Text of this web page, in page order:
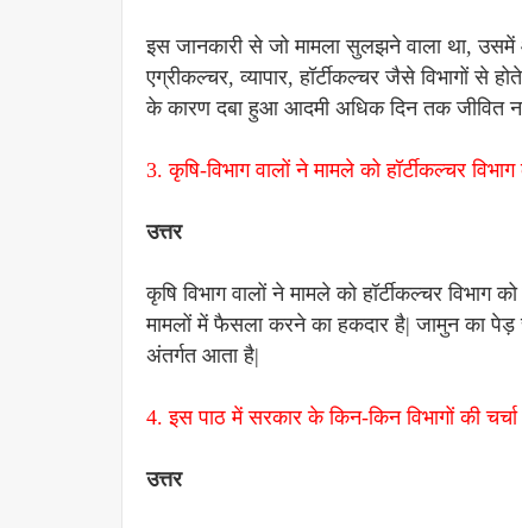
इस जानकारी से जो मामला सुलझने वाला था,
एग्रीकल्चर, व्यापार, हॉर्टीकल्चर जैसे विभागों से
के कारण दबा हुआ आदमी अधिक दिन तक जीवित
3. कृषि-विभाग वालों ने मामले को हॉर्टीकल्चर
उत्तर
कृषि विभाग वालों ने मामले को हॉर्टीकल्चर
मामलों में फैसला करने का हकदार है| जामुन का पेड़
अंतर्गत आता है|
4. इस पाठ में सरकार के किन-किन विभागों की
उत्तर